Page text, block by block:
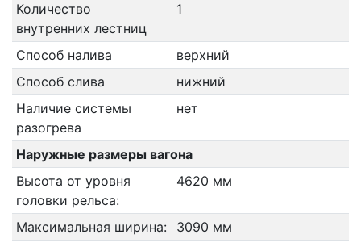
Количество
внутренних лестниц
1
Способ налива
верхний
Способ слива
нижний
Наличие системы
разогрева
нет
Наружные размеры вагона
Высота от уровня
головки рельса:
4620 мм
Максимальная ширина:
3090 мм